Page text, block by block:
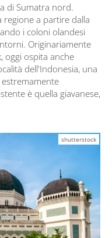
di Sumatra nord.
a partire dalla
i coloni olandesi
Originariamente
oggi ospita anche
dell'Indonesia, una
è quella giavanese,
shutterstock